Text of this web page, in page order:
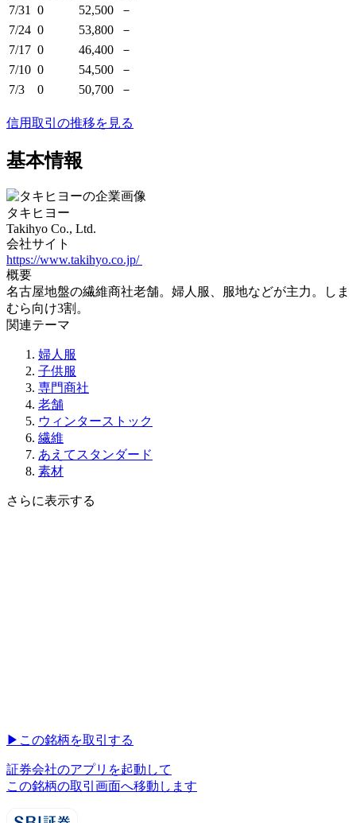
7/31
0 52,500
－
7/24 0 53,800
－
7/17 0 46,400
－
7/10 0 54,500
－
7/3
0 50,700 －
信用取引の推移を見る
基本情報
タキヒヨー
Takihyo Co., Ltd.
会社サイト
https://www.takihyo.co.jp/
概要
名古屋地盤の繊維商社老舗。婦人服、服地などが主力。しま
むら向け3割。
関連テーマ
婦人服
子供服
専門商社
老舗
ウィンターストック
繊維
あえてスタンダード
素材
さらに表示する
▶︎ この銘柄を取引する
証券会社のアプリを起動して
この銘柄の取引画面へ移動します